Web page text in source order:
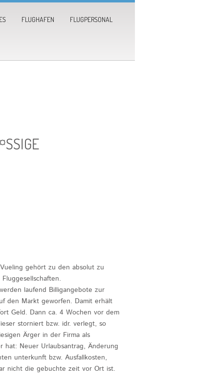
FLUGHAFEN FLUGPERSONAL
gehört zu den absolut zu
laufend Billigangebote zur
den Markt geworfen. Damit erhält
Geld. Dann ca. 4 Wochen vor dem
storniert bzw. idr. verlegt, so
Ärger in der Firma als
hat: Neuer Urlaubsantrag, Änderung
unterkunft bzw. Ausfallkosten,
nicht die gebuchte zeit vor Ort ist.